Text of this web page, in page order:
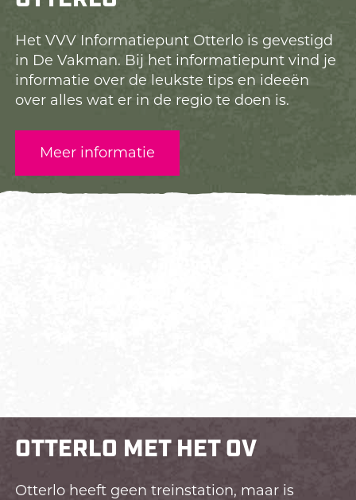
Het VVV Informatiepunt Otterlo is gevestigd
in De Vakman. Bij het informatiepunt vind je
informatie over de leukste tips en ideeën
over alles wat er in de regio te doen is.
Meer informatie
OTTERLO MET HET OV
Otterlo heeft geen treinstation, maar is